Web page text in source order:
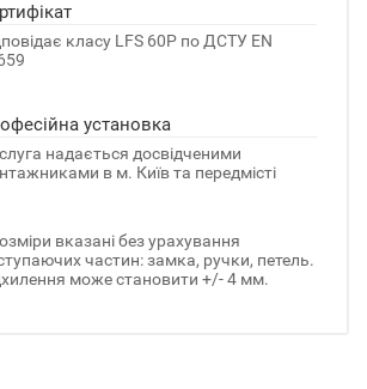
класу LFS 60P по ДСТУ EN
установка
надається досвідченими
в м. Київ та передмісті
вказані без урахування
частин: замка, ручки, петель.
може становити +/- 4 мм.